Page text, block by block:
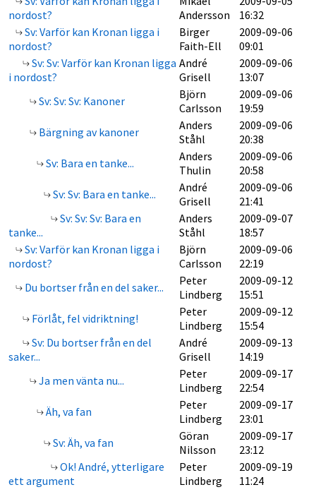
nordost?
Andersson
16:32
Sv: Varför kan Kronan ligga i
nordost?
Birger
Faith-Ell
2009-09-06
09:01
Sv: Sv: Varför kan Kronan ligga
i nordost?
André
Grisell
2009-09-06
13:07
Sv: Sv: Sv: Kanoner
Björn
Carlsson
2009-09-06
19:59
Bärgning av kanoner
Anders
Ståhl
2009-09-06
20:38
Sv: Bara en tanke...
Anders
Thulin
2009-09-06
20:58
Sv: Sv: Bara en tanke...
André
Grisell
2009-09-06
21:41
Sv: Sv: Sv: Bara en
tanke...
Anders
Ståhl
2009-09-07
18:57
Sv: Varför kan Kronan ligga i
nordost?
Björn
Carlsson
2009-09-06
22:19
Du bortser från en del saker...
Peter
Lindberg
2009-09-12
15:51
Förlåt, fel vidriktning!
Peter
Lindberg
2009-09-12
15:54
Sv: Du bortser från en del
saker...
André
Grisell
2009-09-13
14:19
Ja men vänta nu...
Peter
Lindberg
2009-09-17
22:54
Äh, va fan
Peter
Lindberg
2009-09-17
23:01
Sv: Äh, va fan
Göran
Nilsson
2009-09-17
23:12
Ok! André, ytterligare
ett argument
Peter
Lindberg
2009-09-19
11:24